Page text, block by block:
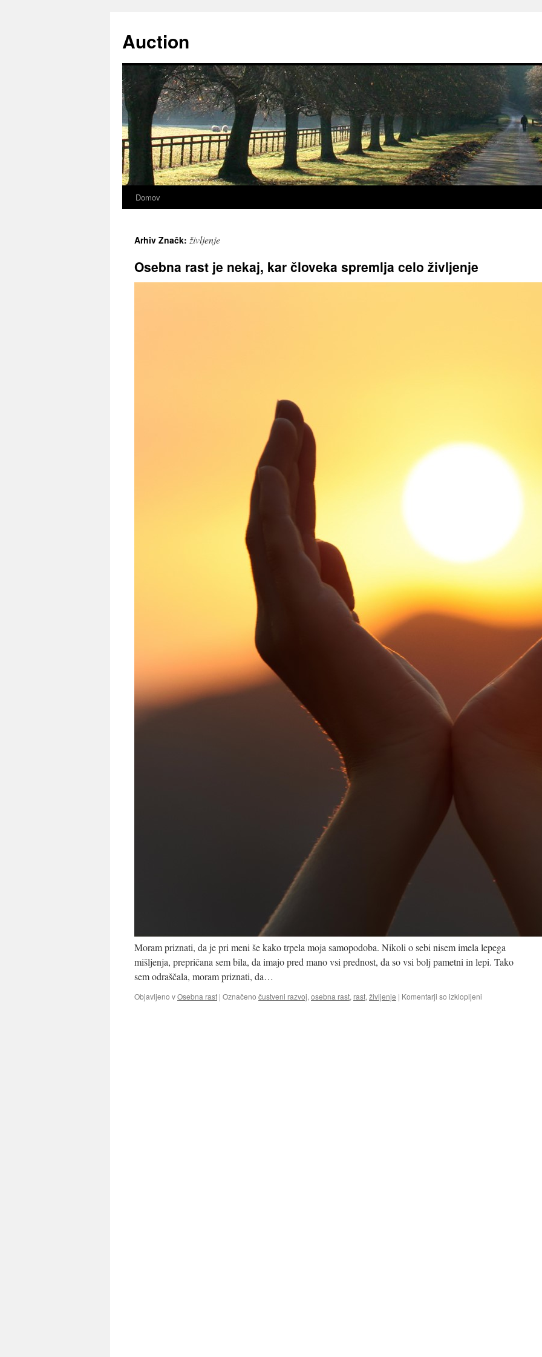
vsebino
Auction
Domov
Arhiv Značk: življenje
Osebna rast je nekaj, kar človeka spremlja celo življenje
Moram priznati, da je pri meni še kako trpela moja samopodoba. Nikoli o sebi nisem imela lepega
mišljenja, prepričana sem bila, da imajo pred mano vsi prednost, da so vsi bolj pametni in lepi. Tako
sem odraščala, moram priznati, da…
Objavljeno vOsebna rast | Označeno čustveni razvoj, osebna rast, rast, življenje | Komentarji so izklopljeni